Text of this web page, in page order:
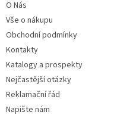
O Nás
Vše o nákupu
Obchodní podmínky
Kontakty
Katalogy a prospekty
Nejčastější otázky
Reklamační řád
Napište nám